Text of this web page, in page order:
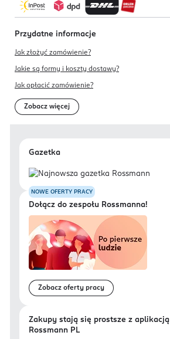
Przydatne informacje
Jak złożyć zamówienie?
Jakie są formy i koszty dostawy?
Jak opłacić zamówienie?
Zobacz więcej
Gazetka
NOWE OFERTY PRACY
Dołącz do zespołu Rossmanna!
Zobacz oferty pracy
Zakupy stają się prostsze z aplikacją
Rossmann PL